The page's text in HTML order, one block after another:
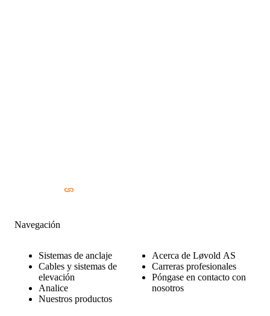
Navegación
Sistemas de anclaje
Cables y sistemas de
elevación
Analice
Nuestros productos
Acerca de Løvold AS
Carreras profesionales
Póngase en contacto con
nosotros